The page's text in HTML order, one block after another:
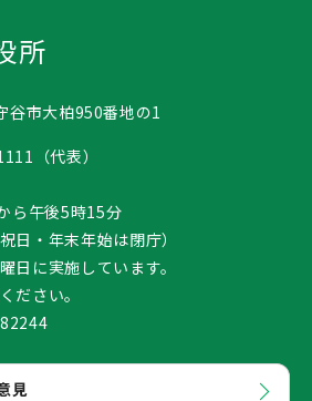
所
市大柏950番地の1
（代表）
ら午後5時15分
日・年末年始は閉庁）
日に実施しています。
ださい。
見